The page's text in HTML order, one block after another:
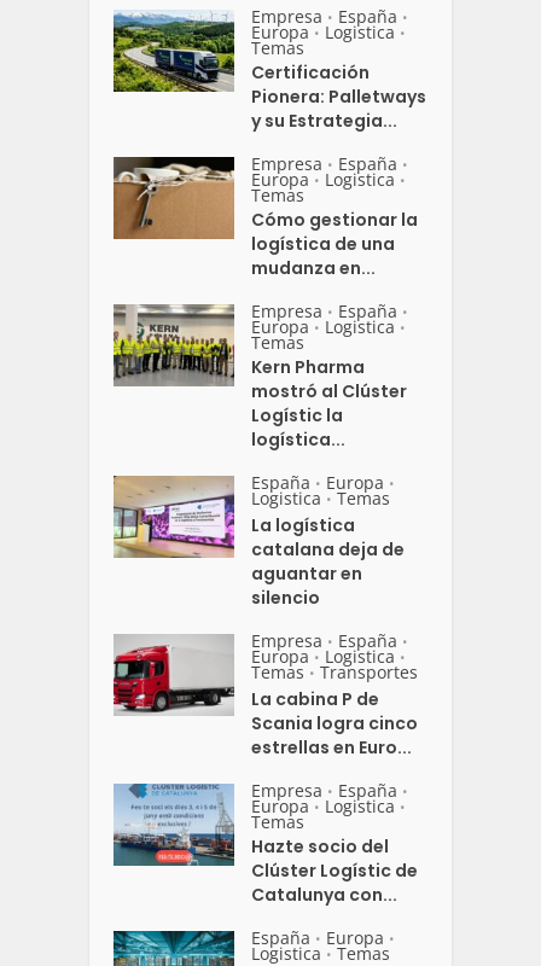
Empresa • España •
Europa • Logistica •
Temas
Certificación
Pionera: Palletways
y su Estrategia...
Empresa • España •
Europa • Logistica •
Temas
Cómo gestionar la
logística de una
mudanza en...
Empresa • España •
Europa • Logistica •
Temas
Kern Pharma
mostró al Clúster
Logístic la
logística...
España • Europa •
Logistica • Temas
La logística
catalana deja de
aguantar en
silencio
Empresa • España •
Europa • Logistica •
Temas • Transportes
La cabina P de
Scania logra cinco
estrellas en Euro...
Empresa • España •
Europa • Logistica •
Temas
Hazte socio del
Clúster Logístic de
Catalunya con...
España • Europa •
Logistica • Temas